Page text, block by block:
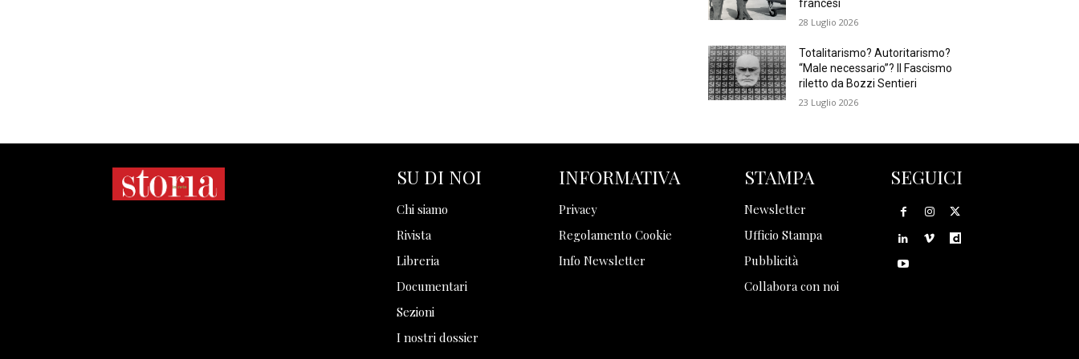
francesi
28 Luglio 2026
Totalitarismo? Autoritarismo?
“Male necessario”? Il Fascismo
riletto da Bozzi Sentieri
23 Luglio 2026
SU DI NOI
Chi siamo
Rivista
Libreria
Documentari
Sezioni
I nostri dossier
INFORMATIVA
Privacy
Regolamento Cookie
Info Newsletter
STAMPA
Newsletter
Ufficio Stampa
Pubblicità
Collabora con noi
SEGUICI